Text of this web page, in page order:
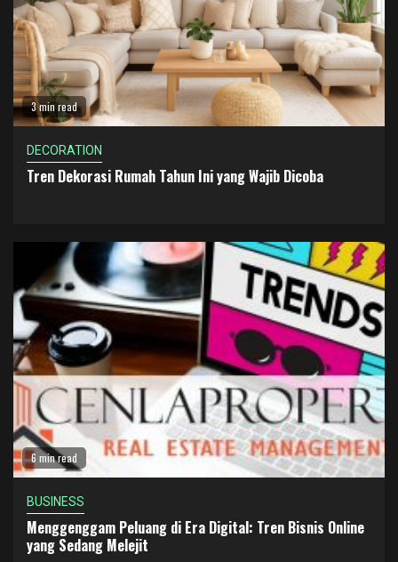
3 min read
DECORATION
Tren Dekorasi Rumah Tahun Ini yang Wajib Dicoba
6 min read
BUSINESS
Menggenggam Peluang di Era Digital: Tren Bisnis Online
yang Sedang Melejit